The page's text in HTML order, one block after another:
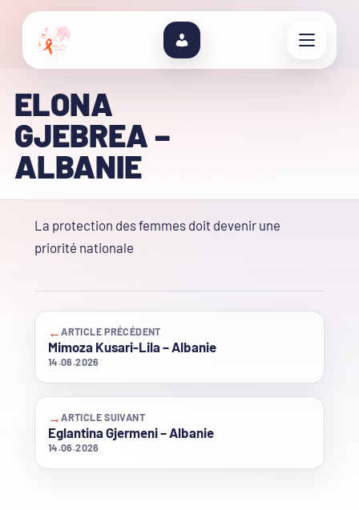
ELONA
GJEBREA –
ALBANIE
La protection des femmes doit devenir une
priorité nationale
←ARTICLE PRÉCÉDENT
Mimoza Kusari-Lila – Albanie
14.06.2026
→ARTICLE SUIVANT
Eglantina Gjermeni – Albanie
14.06.2026